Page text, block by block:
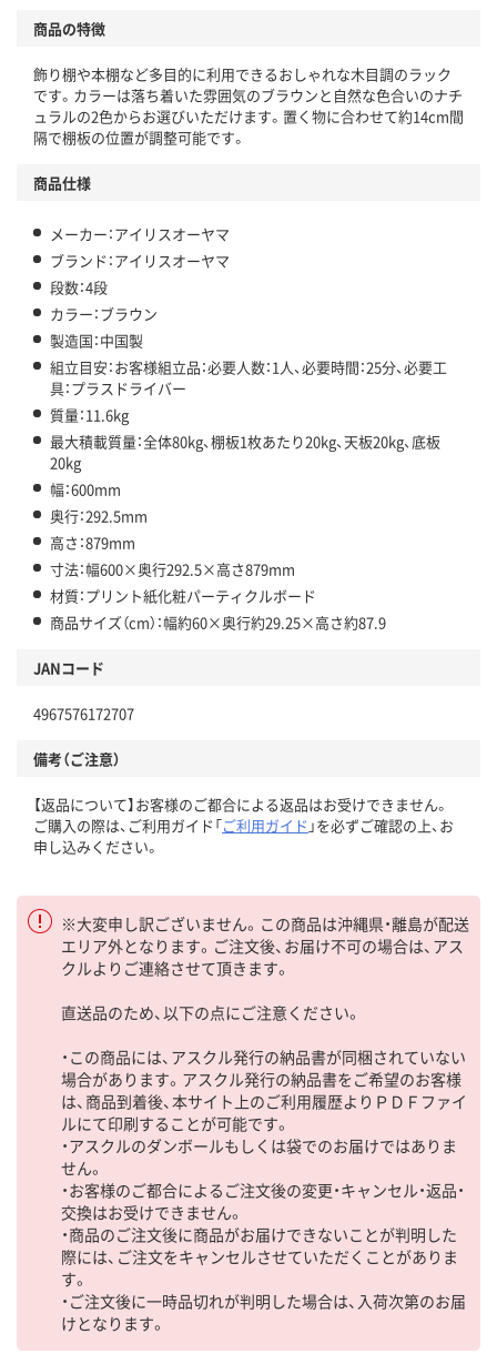
商品の特徴
飾り棚や本棚など多目的に利用できるおしゃれな木目調のラック
です。カラーは落ち着いた雰囲気のブラウンと自然な色合いのナチ
ュラルの2色からお選びいただけます。置く物に合わせて約14cm間
隔で棚板の位置が調整可能です。
商品仕様
メーカー：アイリスオーヤマ
ブランド：アイリスオーヤマ
段数：4段
カラー：ブラウン
製造国：中国製
組立目安：お客様組立品：必要人数：1人、必要時間：25分、必要工
具：プラスドライバー
質量：11.6kg
最大積載質量：全体80kg、棚板1枚あたり20kg、天板20kg、底板
20kg
幅：600mm
奥行：292.5mm
高さ：879mm
寸法：幅600×奥行292.5×高さ879mm
材質：プリント紙化粧パーティクルボード
商品サイズ（cm）：幅約60×奥行約29.25×高さ約87.9
JANコード
4967576172707
備考（ご注意）
【返品について】お客様のご都合による返品はお受けできません。
ご購入の際は、ご利用ガイド「ご利用ガイド 」を必ずご確認の上、お
申し込みください。
※大変申し訳ございません。この商品は沖縄県・離島が配送
エリア外となります。ご注文後、お届け不可の場合は、アス
クルよりご連絡させて頂きます。
直送品のため、以下の点にご注意ください。
・この商品には、アスクル発行の納品書が同梱されていない
場合があります。アスクル発行の納品書をご希望のお客様
は、商品到着後、本サイト上のご利用履歴よりＰＤＦファイ
ルにて印刷することが可能です。
・アスクルのダンボールもしくは袋でのお届けではありま
せん。
・お客様のご都合によるご注文後の変更・キャンセル・返品・
交換はお受けできません。
・商品のご注文後に商品がお届けできないことが判明した
際には、ご注文をキャンセルさせていただくことがありま
す。
・ご注文後に一時品切れが判明した場合は、入荷次第のお届
けとなります。